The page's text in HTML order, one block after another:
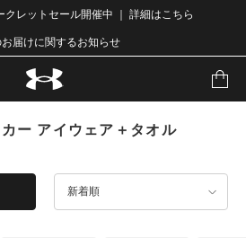
クレットセール開催中 ｜ 詳細はこちら
届けに関するお知らせ
ー アイウェア＋タオル
新着順